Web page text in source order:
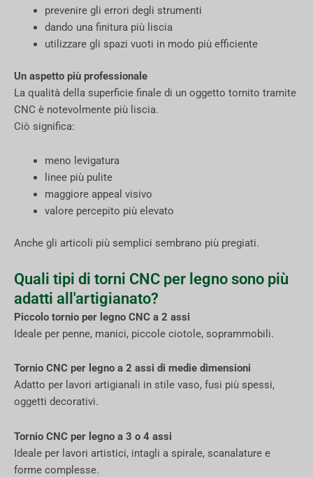
prevenire gli errori degli strumenti
dando una finitura più liscia
utilizzare gli spazi vuoti in modo più efficiente
Un aspetto più professionale
La qualità della superficie finale di un oggetto tornito tramite
CNC è notevolmente più liscia.
Ciò significa:
meno levigatura
linee più pulite
maggiore appeal visivo
valore percepito più elevato
Anche gli articoli più semplici sembrano più pregiati.
Quali tipi di torni CNC per legno sono più
adatti all'artigianato?
Piccolo tornio per legno CNC a 2 assi
Ideale per penne, manici, piccole ciotole, soprammobili.
Tornio CNC per legno a 2 assi di medie dimensioni
Adatto per lavori artigianali in stile vaso, fusi più spessi,
oggetti decorativi.
Tornio CNC per legno a 3 o 4 assi
Ideale per lavori artistici, intagli a spirale, scanalature e
forme complesse.